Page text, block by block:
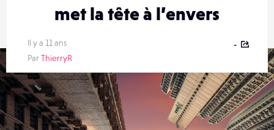
met la tête à l’envers
Il y a 11 ans
ParThierryR
-